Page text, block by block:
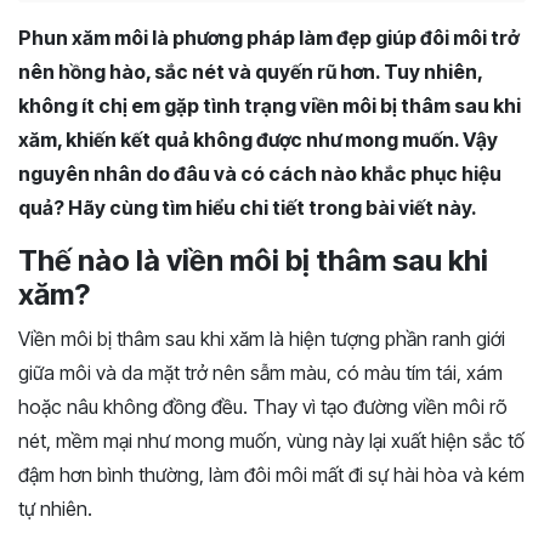
Phun xăm môi là phương pháp làm đẹp giúp đôi môi trở
nên hồng hào, sắc nét và quyến rũ hơn. Tuy nhiên,
không ít chị em gặp tình trạng viền môi bị thâm sau khi
xăm, khiến kết quả không được như mong muốn. Vậy
nguyên nhân do đâu và có cách nào khắc phục hiệu
quả? Hãy cùng tìm hiểu chi tiết trong bài viết này.
Thế nào là viền môi bị thâm sau khi
xăm?
Viền môi bị thâm sau khi xăm là hiện tượng phần ranh giới
giữa môi và da mặt trở nên sẫm màu, có màu tím tái, xám
hoặc nâu không đồng đều. Thay vì tạo đường viền môi rõ
nét, mềm mại như mong muốn, vùng này lại xuất hiện sắc tố
đậm hơn bình thường, làm đôi môi mất đi sự hài hòa và kém
tự nhiên.